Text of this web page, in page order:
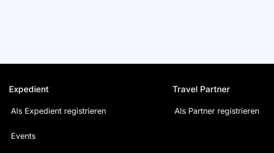
Expedient
Als Expedient registrieren
Events
Travel Partner
Als Partner registrieren